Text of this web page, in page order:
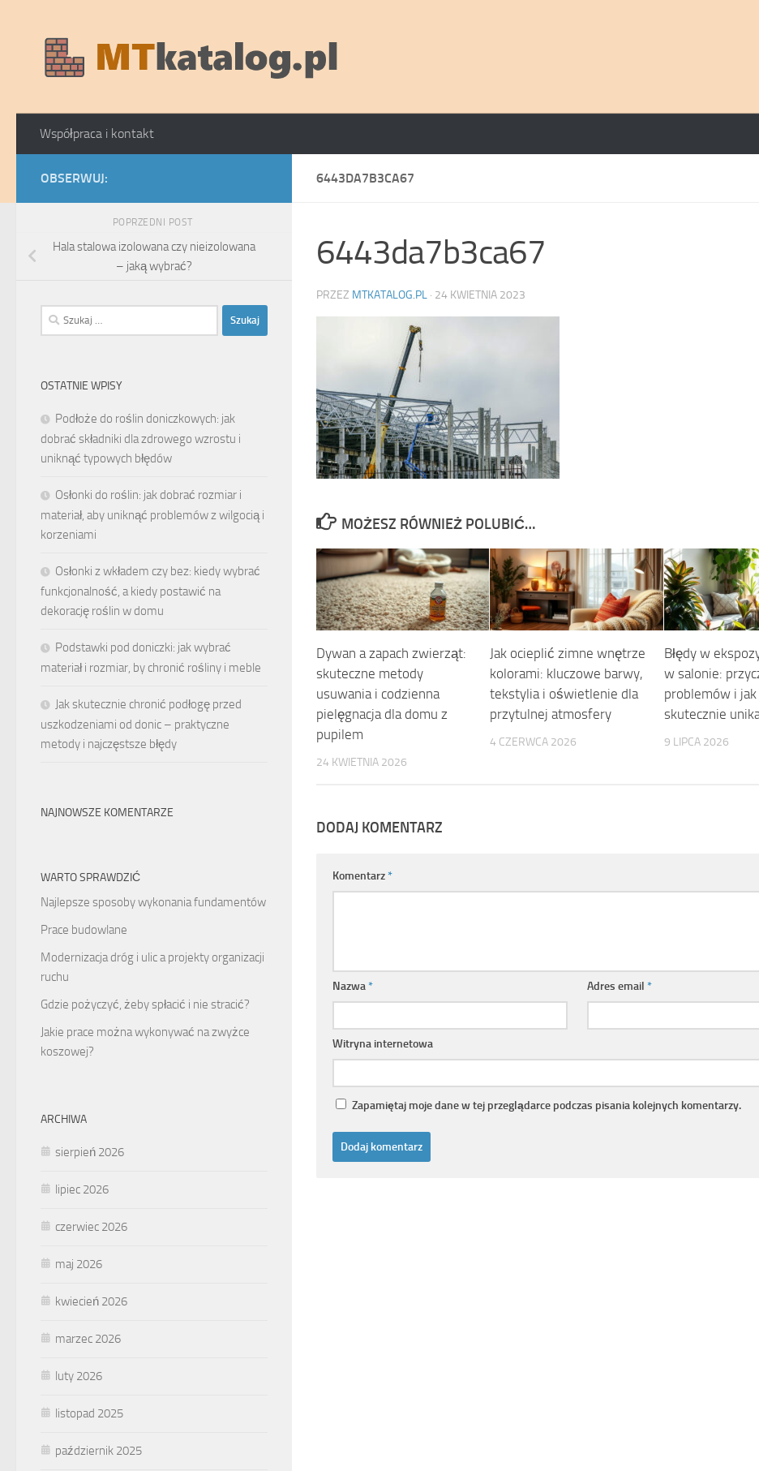
Współpraca i kontakt
6443DA7B3CA67
6443da7b3ca67
PRZEZ MTKATALOG.PL · 24 KWIETNIA 2023
MOŻESZ RÓWNIEŻ POLUBIĆ…
Dywan a zapach zwierząt:
skuteczne metody
usuwania i codzienna
pielęgnacja dla domu z
pupilem
24 KWIETNIA 2026
Jak ocieplić zimne wnętrze
kolorami: kluczowe barwy,
tekstylia i oświetlenie dla
przytulnej atmosfery
4 CZERWCA 2026
Błędy w
w salonie:
problemów i jak
skutecznie
9 LIPCA 2026
DODAJ KOMENTARZ
Komentarz*
Nazwa* Adres email*
Witryna internetowa
Zapamiętaj moje dane w tej przeglądarce podczas pisania kolejnych komentarzy.
OBSERWUJ:
POPRZEDNI POST
Hala stalowa izolowana czy nieizolowana
– jaką wybrać?
Szukaj:
OSTATNIE WPISY
Podłoże do roślin doniczkowych: jak
dobrać składniki dla zdrowego wzrostu i
uniknąć typowych błędów
Osłonki do roślin: jak dobrać rozmiar i
materiał, aby uniknąć problemów z wilgocią i
korzeniami
Osłonki z wkładem czy bez: kiedy wybrać
funkcjonalność, a kiedy postawić na
dekorację roślin w domu
Podstawki pod doniczki: jak wybrać
materiał i rozmiar, by chronić rośliny i meble
Jak skutecznie chronić podłogę przed
uszkodzeniami od donic – praktyczne
metody i najczęstsze błędy
NAJNOWSZE KOMENTARZE
WARTO SPRAWDZIĆ
Najlepsze sposoby wykonania fundamentów
Prace budowlane
Modernizacja dróg i ulic a projekty organizacji
ruchu
Gdzie pożyczyć, żeby spłacić i nie stracić?
Jakie prace można wykonywać na zwyżce
koszowej?
ARCHIWA
sierpień 2026
lipiec 2026
czerwiec 2026
maj 2026
kwiecień 2026
marzec 2026
luty 2026
listopad 2025
październik 2025